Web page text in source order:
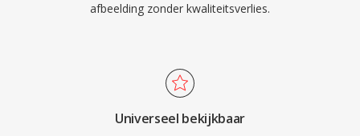
afbeelding zonder kwaliteitsverlies.
Universeel bekijkbaar